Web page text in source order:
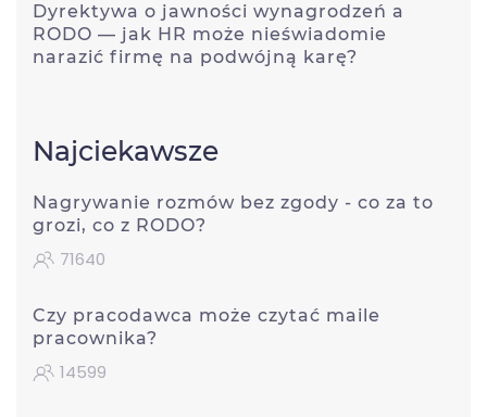
Dyrektywa o jawności wynagrodzeń a
RODO — jak HR może nieświadomie
narazić firmę na podwójną karę?
Najciekawsze
Nagrywanie rozmów bez zgody - co za to
grozi, co z RODO?
71640
Czy pracodawca może czytać maile
pracownika?
14599